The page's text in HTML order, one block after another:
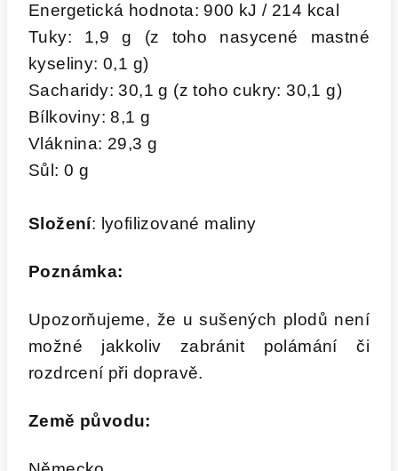
Energetická hodnota: 900 kJ / 214 kcal
Tuky: 1,9 g (z toho nasycené mastné
kyseliny: 0,1 g)
Sacharidy: 30,1 g (z toho cukry: 30,1 g)
Bílkoviny: 8,1 g
Vláknina: 29,3 g
Sůl: 0 g
Složení: lyofilizované maliny
Poznámka:
Upozorňujeme, že u sušených plodů není
možné jakkoliv zabránit polámání či
rozdrcení při dopravě.
Země původu: